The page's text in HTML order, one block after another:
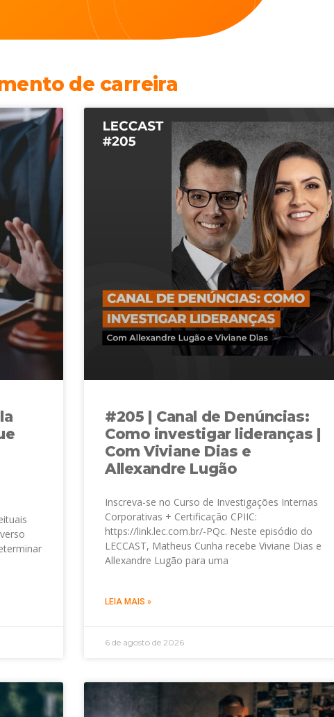
de carreira
#205 | Canal de Denúncias:
Como investigar lideranças |
Com Viviane Dias e
Allexandre Lugão
Inscreva-se no Curso de Investigações Internas
Corporativas + Certificação CPIIC:
https://link.lec.com.br/-PQc. Neste episódio do
LECCAST, Matheus Cunha recebe Viviane Dias e
Allexandre Lugão para uma
LEIA MAIS »
6 de agosto de 2026